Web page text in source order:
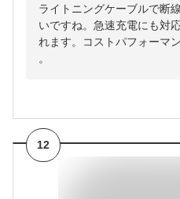
ライトニングケーブルで断
いですね。急速充電にも対
れます。コストパフォーマ
。
12